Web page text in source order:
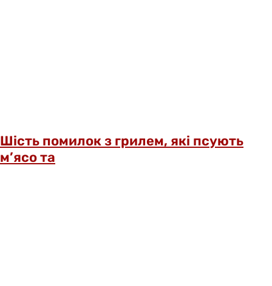
Шість помилок з грилем, які псують
м’ясо та